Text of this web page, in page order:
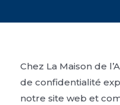
Chez La Maison de
de confidentialité
notre site web et